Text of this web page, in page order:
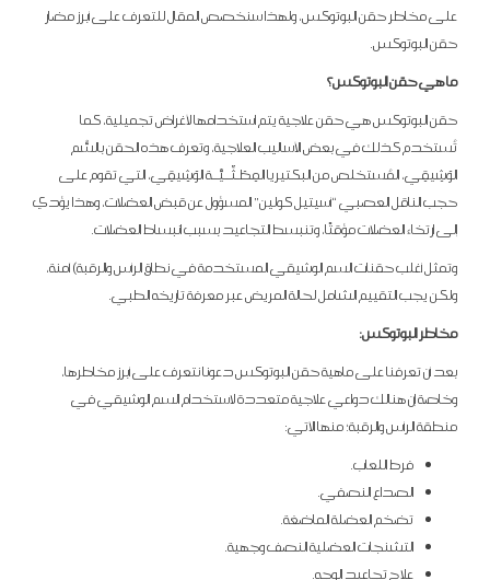
على مخاطر حقن البوتوكس، ولهذا سنخصص المقال للتعرف على أبرز مضار
حقن البوتوكس.
ما هي حقن البوتوكس؟
حقن البوتوكس هي حقن علاجية يتم استخدامها لأغراض تجميلية، كما
تُستخدم كذلك في بعض الأساليب العلاجية، وتعرف هذه الحقن بالسُّم
الوَشِيقِي، المُستخلص من البكتيريا المِطَـثِّــيَّــة الوَشِيقِي، التي تقوم على
حجب الناقل العصبي “أسيتيل كولين” المسؤول عن قبض العضلات، وهذا يؤدي
إلى ارتخاء العضلات مؤقتًا، وتنبسط التجاعيد بسبب انبساط العضلات.
وتمثل أغلب حقنات السم الوشيقي المستخدمة في نطاق الرأس والرقبة) آمنة،
ولكن يجب التقييم الشامل لحالة المريض عبر معرفة تاريخه الطبي.
مخاطر البوتوكس:
بعد أن تعرفنا على ماهية حقن البوتوكس دعونا نتعرف على أبرز مخاطرها،
وخاصة إن هنالك دواعي علاجية متعددة لاستخدام السم الوشيقي في
منطقة الرأس والرقبة؛ منها الآتي:
فرط اللعاب.
الصداع النصفي.
تضخم العضلة الماضغة.
التشنجات العضلية النصف وجهية.
علاج تجاعيد الوجه.